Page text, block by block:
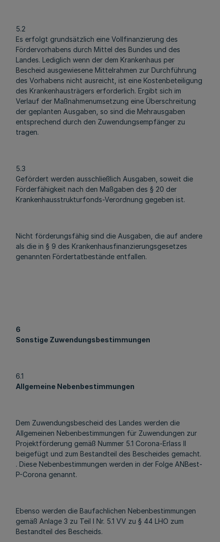
5.2
Es erfolgt grundsätzlich eine Vollfinanzierung des
Fördervorhabens durch Mittel des Bundes und des
Landes. Lediglich wenn der dem Krankenhaus per
Bescheid ausgewiesene Mittelrahmen zur Durchführung
des Vorhabens nicht ausreicht, ist eine Kostenbeteiligung
des Krankenhausträgers erforderlich. Ergibt sich im
Verlauf der Maßnahmenumsetzung eine Überschreitung
der geplanten Ausgaben, so sind die Mehrausgaben
entsprechend durch den Zuwendungsempfänger zu
tragen.
5.3
Gefördert werden ausschließlich Ausgaben, soweit die
Förderfähigkeit nach den Maßgaben des § 20 der
Krankenhausstrukturfonds-Verordnung gegeben ist.
Nicht förderungsfähig sind die Ausgaben, die auf andere
als die in § 9 des Krankenhausfinanzierungsgesetzes
genannten Fördertatbestände entfallen.
6
Sonstige Zuwendungsbestimmungen
6.1
Allgemeine Nebenbestimmungen
Dem Zuwendungsbescheid des Landes werden die
Allgemeinen Nebenbestimmungen für Zuwendungen zur
Projektförderung gemäß Nummer 5.1 Corona-Erlass II
beigefügt und zum Bestandteil des Bescheides gemacht.
. Diese Nebenbestimmungen werden in der Folge ANBest-
P-Corona genannt.
Ebenso werden die Baufachlichen Nebenbestimmungen
gemäß Anlage 3 zu Teil I Nr. 5.1 VV zu § 44 LHO zum
Bestandteil des Bescheids.